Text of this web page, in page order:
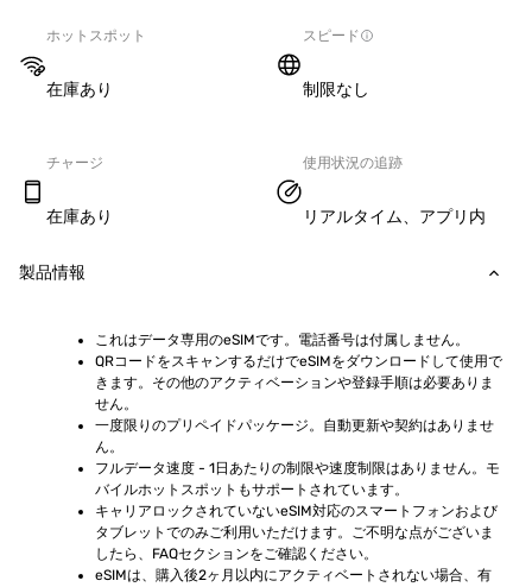
ホットスポット
在庫あり
スピード
制限なし
チャージ
在庫あり
使用状況の追跡
リアルタイム、アプリ内
製品情報
これはデータ専用のeSIMです。電話番号は付属しません。
QRコードをスキャンするだけでeSIMをダウンロードして使用で
きます。その他のアクティベーションや登録手順は必要ありま
せん。
一度限りのプリペイドパッケージ。自動更新や契約はありませ
ん。
フルデータ速度 - 1日あたりの制限や速度制限はありません。モ
バイルホットスポットもサポートされています。
キャリアロックされていないeSIM対応のスマートフォンおよび
タブレットでのみご利用いただけます。ご不明な点がございま
したら、FAQセクションをご確認ください。
eSIMは、購入後2ヶ月以内にアクティベートされない場合、有